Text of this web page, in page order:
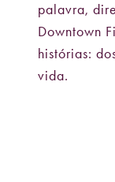
palavra,
Downtown
histórias:
vida.